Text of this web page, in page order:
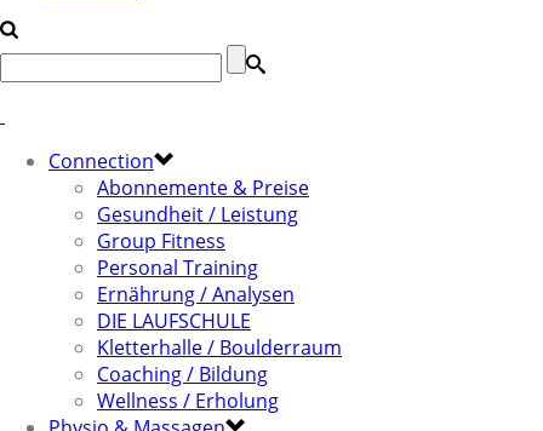
Connection
Abonnemente & Preise
Gesundheit / Leistung
Group Fitness
Personal Training
Ernährung / Analysen
DIE LAUFSCHULE
Kletterhalle / Boulderraum
Coaching / Bildung
Wellness / Erholung